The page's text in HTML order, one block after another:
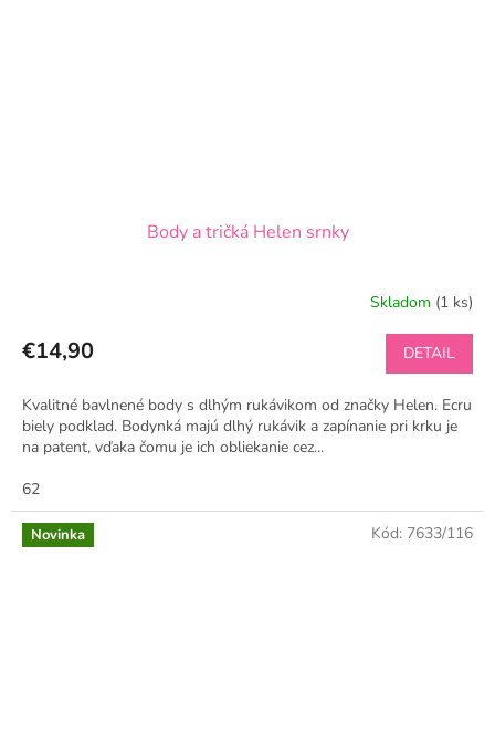
Body a tričká Helen srnky
Skladom (1 ks)
€14,90 DETAIL
Kvalitné bavlnené body s dlhým rukávikom od značky Helen. Ecru
biely podklad. Bodynká majú dlhý rukávik a zapínanie pri krku je
na patent, vďaka čomu je ich obliekanie cez...
62
Novinka Kód: 7633/116